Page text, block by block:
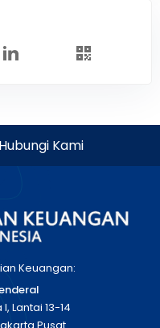
Hubungi Kami
Keuangan:
Lantai 13-14